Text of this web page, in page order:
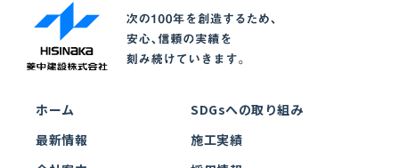
ホーム
最新情報
SDGsへの取り組み
施工実績